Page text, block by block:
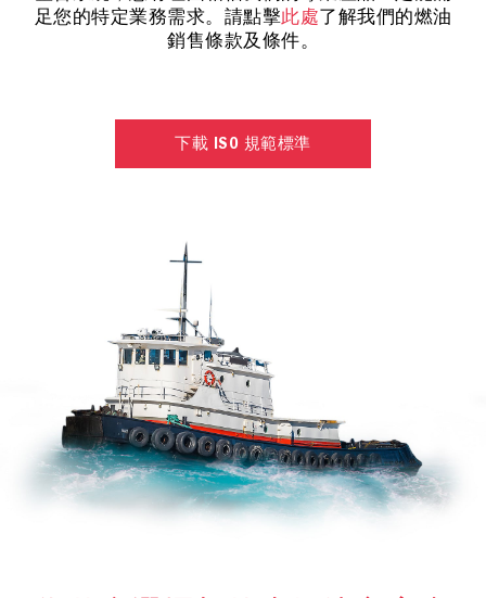
足您的特定業務需求。請點擊此處了解我們的燃油
銷售條款及條件。
下載 ISO 規範標準